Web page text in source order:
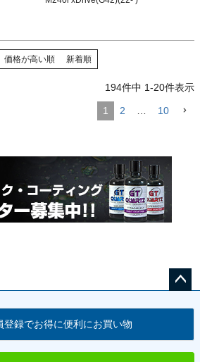
20-
価格が高い順 新着順
194件中 1-20件表示
1 2 … 10
へ
登録でお得に便利にお買い物